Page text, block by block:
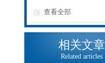
查看全部
相关文章
Related articles